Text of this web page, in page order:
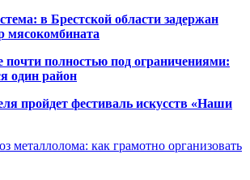
в Брестской области задержан
мясокомбината
почти полностью под ограничениями:
один район
пройдет фестиваль искусств «Наши
металлолома: как грамотно организовать